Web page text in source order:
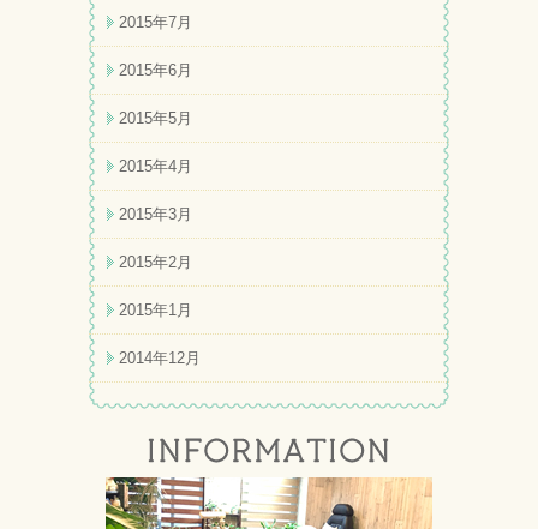
2015年7月
2015年6月
2015年5月
2015年4月
2015年3月
2015年2月
2015年1月
2014年12月